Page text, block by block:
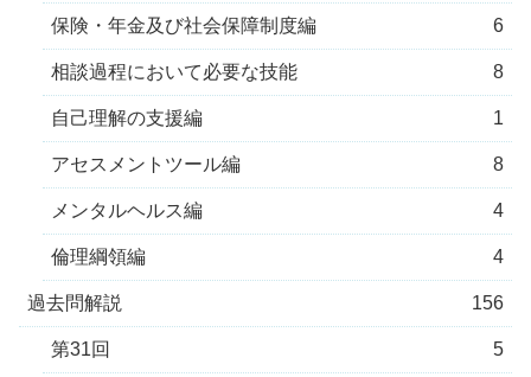
保険・年金及び社会保障制度編 6
相談過程において必要な技能 8
自己理解の支援編 1
アセスメントツール編 8
メンタルヘルス編 4
倫理綱領編 4
過去問解説 156
第31回 5